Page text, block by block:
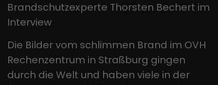
Brandschutzexperte Thorsten Bechert im
Interview
Die Bilder vom schlimmen Brand im OVH
Rechenzentrum in Straßburg gingen
durch die Welt und haben viele in der